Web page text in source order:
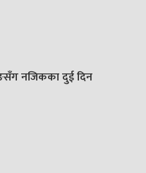
नजिकका दुई दिन